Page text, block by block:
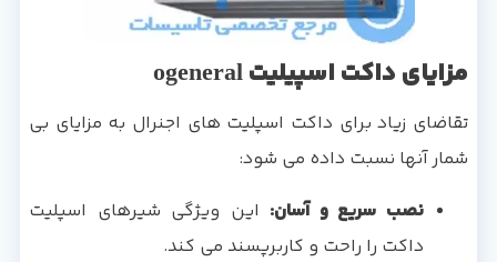
مزایای داکت اسپیلیت ogeneral
تقاضای زیاد برای داکت اسپلیت های اجنرال به مزایای بی
شمار آنها نسبت داده می شود:
نصب سریع و آسان: این ویژگی شیرهای اسپلیت
داکت را راحت و کاربرپسند می کند.